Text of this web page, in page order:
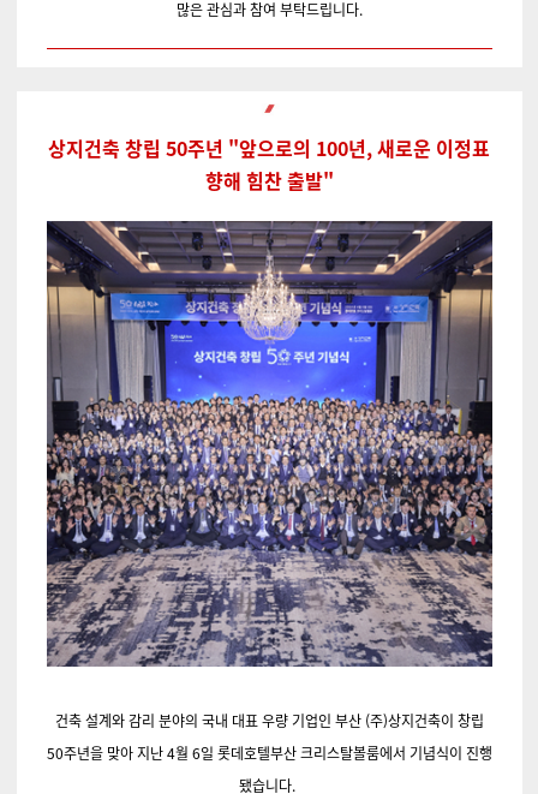
많은 관심과 참여 부탁드립니다.
상지건축 창립 50주년 "앞으로의 100년, 새로운 이정표
향해 힘찬 출발"
건축 설계와 감리 분야의 국내 대표 우량 기업인 부산 (주)상지건축이 창립
50주년을 맞아 지난 4월 6일 롯데호텔부산 크리스탈볼룸에서 기념식이 진행
됐습니다.